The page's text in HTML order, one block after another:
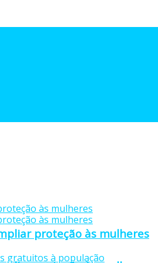
proteção às mulheres